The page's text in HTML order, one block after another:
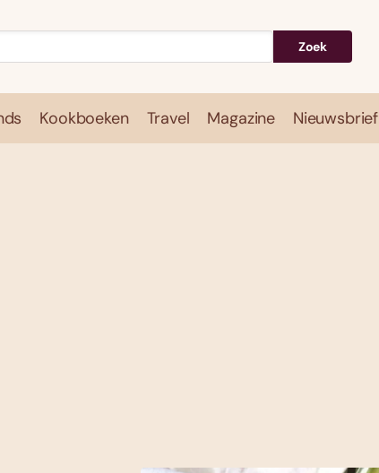
Zoek
Kookboeken Travel Magazine Nieuwsbrief